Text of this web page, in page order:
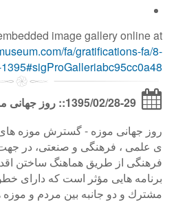
image gallery online at:
fa/gratifications-fa/8-
1395/02/28-29:: روز جهانی موزه و میراث فرهنگی
روز جهانی موزه - گسترش موزه های
ی علمی ، فرهنگی و صنعتی، در
فرهنگی از طریق هماهنگ ساختن
برنامه هایی مؤثر است كه دارای
مشترك و دو جانبه بین مردم و